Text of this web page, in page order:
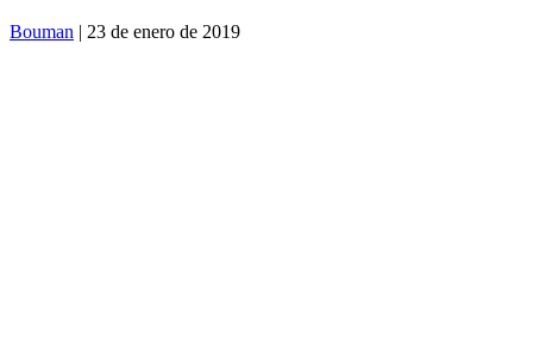
Bouman | 23 de enero de 2019